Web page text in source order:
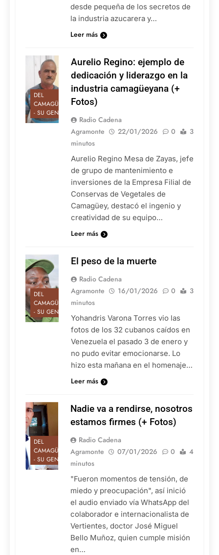
desde pequeña de los secretos de
la industria azucarera y…
Leer más
DEL
CAMAGÜEY
- SU GENTE
Aurelio Regino: ejemplo de
dedicación y liderazgo en la
industria camagüeyana (+
Fotos)
Radio Cadena
Agramonte
22/01/2026 0
3
minutos
Aurelio Regino Mesa de Zayas, jefe
de grupo de mantenimiento e
inversiones de la Empresa Filial de
Conservas de Vegetales de
Camagüey, destacó el ingenio y
creatividad de su equipo…
Leer más
DEL
CAMAGÜEY
- SU GENTE
El peso de la muerte
Radio Cadena
Agramonte
16/01/2026 0
3
minutos
Yohandris Varona Torres vio las
fotos de los 32 cubanos caídos en
Venezuela el pasado 3 de enero y
no pudo evitar emocionarse. Lo
hizo esta mañana en el homenaje…
Leer más
DEL
CAMAGÜEY
- SU GENTE
Nadie va a rendirse, nosotros
estamos firmes (+ Fotos)
Radio Cadena
Agramonte
07/01/2026 0
4
minutos
"Fueron momentos de tensión, de
miedo y preocupación", así inició
el audio enviado vía WhatsApp del
colaborador e internacionalista de
Vertientes, doctor José Miguel
Bello Muñoz, quien cumple misión
en…